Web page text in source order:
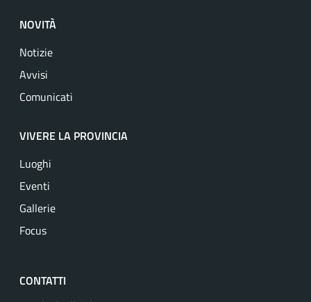
NOVITÀ
Notizie
Avvisi
Comunicati
VIVERE LA PROVINCIA
Luoghi
Eventi
Gallerie
Focus
CONTATTI